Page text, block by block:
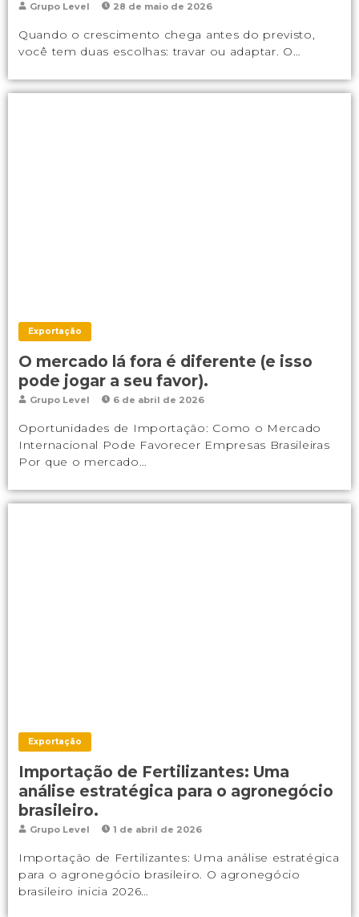
Grupo Level 28 de maio de 2026
Quando o crescimento chega antes do previsto,
você tem duas escolhas: travar ou adaptar. O…
Exportação
O mercado lá fora é diferente (e isso
pode jogar a seu favor).
Grupo Level 6 de abril de 2026
Oportunidades de Importação: Como o Mercado
Internacional Pode Favorecer Empresas Brasileiras
Por que o mercado…
Exportação
Importação de Fertilizantes: Uma
análise estratégica para o agronegócio
brasileiro.
Grupo Level 1 de abril de 2026
Importação de Fertilizantes: Uma análise estratégica
para o agronegócio brasileiro. O agronegócio
brasileiro inicia 2026…